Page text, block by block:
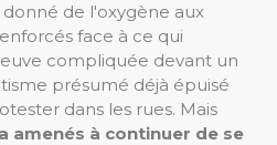
de l'oxygène aux
face à ce qui
compliquée devant un
présumé déjà épuisé
dans les rues. Mais
amenés à continuer de se